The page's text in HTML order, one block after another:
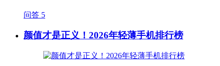
问答 5
颜值才是正义！2026年轻薄手机排行榜